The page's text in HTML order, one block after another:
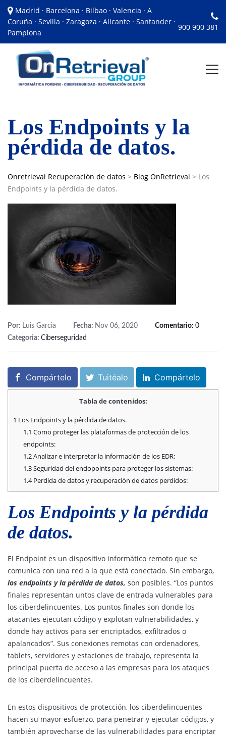
Madrid · Barcelona · Bilbao · Valencia · A
Coruña · Sevilla · Zaragoza · Alicante · Santander ·
Pamplona
900 900 381
Los Endpoints y la
pérdida de datos.
Onretrieval Recuperación de datos > Blog OnRetrieval > Los
Endpoints y la pérdida de datos.
Por: Luis Garcia Fecha: Nov 06, 2020 Comentario: 0
Categoria: Ciberseguridad
Compártelo Tuitéalo Compártelo
Tabla de contenidos:
1 Los Endpoints y la pérdida de datos.
1.1 Como proteger las plataformas de protección de los
endpoints:
1.2Analizar e interpretar la información de los EDR:
1.3Seguridad del endopoints para proteger los sistemas:
1.4Perdida de datos y recuperación de datos perdidos:
Los Endpoints y la pérdida
de datos.
El Endpoint es un dispositivo informático remoto que se
comunica con una red a la que está conectado. Sin embargo,
los endpoints y la pérdida de datos, son posibles. “Los puntos
finales representan untos clave de entrada vulnerables para
los ciberdelincuentes. Los puntos finales son donde los
atacantes ejecutan código y explotan vulnerabilidades, y
donde hay activos para ser encriptados, exfiltrados o
apalancados”. Sus conexiones remotas con ordenadores,
tablets, servidores y estaciones de trabajo, representa la
principal puerta de acceso a las empresas para los ataques
de los ciberdelincuentes.
En estos dispositivos de protección, los ciberdelincuentes
hacen su mayor esfuerzo, para penetrar y ejecutar códigos, y
también aprovecharse de las vulnerabilidades para encriptar